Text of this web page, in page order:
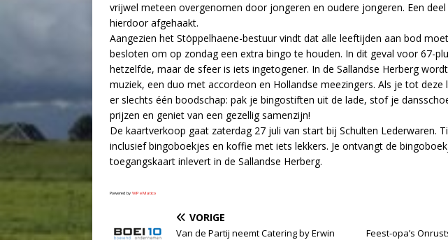
vrijwel meteen overgenomen door jongeren en oudere jongeren. Een
hierdoor afgehaakt.
Aangezien het Stöppelhaene-bestuur vindt dat alle leeftijden aan bod
besloten om op zondag een extra bingo te houden. In dit geval voor 67-
hetzelfde, maar de sfeer is iets ingetogener. In de Sallandse Herberg
muziek, een duo met accordeon en Hollandse meezingers. Als je tot
er slechts één boodschap: pak je bingostiften uit de lade, stof je
prijzen en geniet van een gezellig samenzijn!
De kaartverkoop gaat zaterdag 27 juli van start bij Schulten Lederwaren.
inclusief bingoboekjes en koffie met iets lekkers. Je ontvangt de
toegangskaart inlevert in de Sallandse Herberg.
Powered by WPeMatico
VORIGE
Van de Partij neemt Catering by Erwin Feest-opa’s